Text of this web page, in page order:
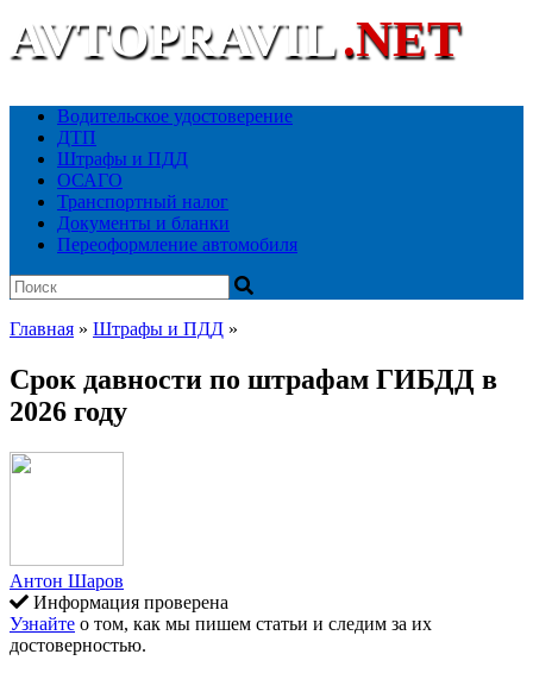
AVTOPRAVIL.NET
Водительское удостоверение
ДТП
Штрафы и ПДД
ОСАГО
Транспортный налог
Документы и бланки
Переоформление автомобиля
Главная » Штрафы и ПДД »
Срок давности по штрафам ГИБДД в
2026 году
Антон Шаров
Информация проверена
Узнайте о том, как мы пишем статьи и следим за их
достоверностью.